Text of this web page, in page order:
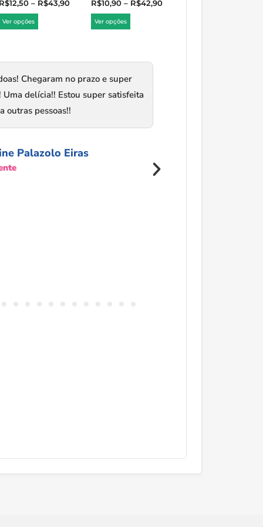
12,50 – R$43,90
Ver opções
R$10,90 – R$42,90
Ver opções
Chegaram no prazo e super
delícia!! Estou super satisfeita
outras pessoas!!
Palazolo Eiras